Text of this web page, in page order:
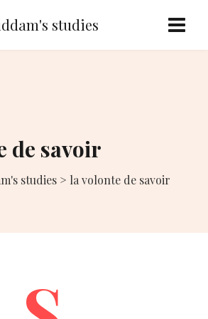
studies
de savoir
studies > la volonte de savoir